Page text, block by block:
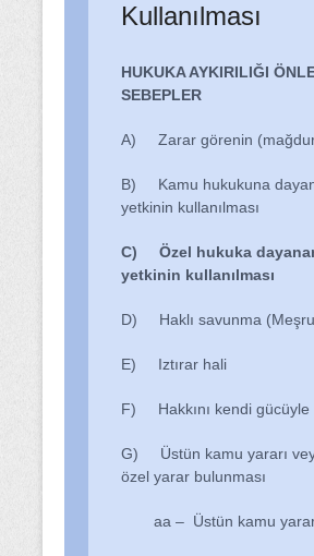
Kullanılması
HUKUKA AYKIRILIĞI
SEBEPLER
A) Zarar görenin
B) Kamu hukukuna
yetkinin kullanılması
C) Özel hukuka
yetkinin kullanılması
D) Haklı savunma
E) Iztırar hali
F) Hakkını kendi gücüyle
G) Üstün kamu yararı
özel yarar bulunması
aa – Üstün kamu